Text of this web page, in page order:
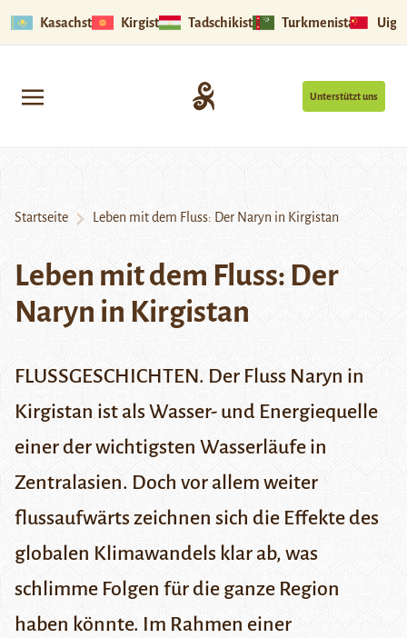
Kasachstan Kirgistan Tadschikistan Turkmenistan
Unterstützt uns
Startseite Leben mit dem Fluss: Der Naryn in Kirgistan
Leben mit dem Fluss: Der
Naryn in Kirgistan
FLUSSGESCHICHTEN. Der Fluss Naryn in
Kirgistan ist als Wasser- und Energiequelle
einer der wichtigsten Wasserläufe in
Zentralasien. Doch vor allem weiter
flussaufwärts zeichnen sich die Effekte des
globalen Klimawandels klar ab, was
schlimme Folgen für die ganze Region
haben könnte. Im Rahmen einer